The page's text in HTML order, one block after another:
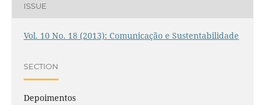
ISSUE
Vol. 10 No. 18 (2013): Comunicação e Sustentabilidade
SECTION
Depoimentos